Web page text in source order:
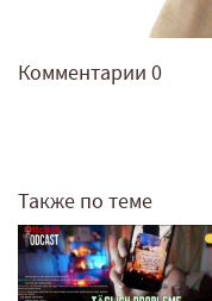
Комментарии 0
Также по теме